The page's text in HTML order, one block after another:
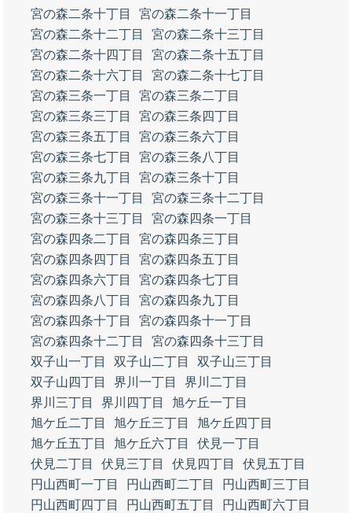
宮の森二条十丁目
宮の森二条十一丁目
宮の森二条十二丁目
宮の森二条十三丁目
宮の森二条十四丁目
宮の森二条十五丁目
宮の森二条十六丁目
宮の森二条十七丁目
宮の森三条一丁目
宮の森三条二丁目
宮の森三条三丁目
宮の森三条四丁目
宮の森三条五丁目
宮の森三条六丁目
宮の森三条七丁目
宮の森三条八丁目
宮の森三条九丁目
宮の森三条十丁目
宮の森三条十一丁目
宮の森三条十二丁目
宮の森三条十三丁目
宮の森四条一丁目
宮の森四条二丁目
宮の森四条三丁目
宮の森四条四丁目
宮の森四条五丁目
宮の森四条六丁目
宮の森四条七丁目
宮の森四条八丁目
宮の森四条九丁目
宮の森四条十丁目
宮の森四条十一丁目
宮の森四条十二丁目
宮の森四条十三丁目
双子山一丁目
双子山二丁目
双子山三丁目
双子山四丁目
界川一丁目
界川二丁目
界川三丁目
界川四丁目
旭ケ丘一丁目
旭ケ丘二丁目
旭ケ丘三丁目
旭ケ丘四丁目
旭ケ丘五丁目
旭ケ丘六丁目
伏見一丁目
伏見二丁目
伏見三丁目 伏見四丁目
伏見五丁目
円山西町一丁目
円山西町二丁目
円山西町三丁目
円山西町四丁目
円山西町五丁目
円山西町六丁目